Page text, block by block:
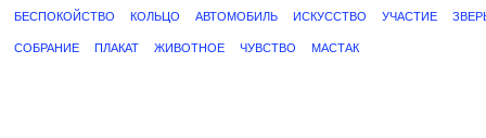
БЕСПОКОЙСТВО КОЛЬЦО АВТОМОБИЛЬ ИСКУССТВО УЧАСТИЕ
СОБРАНИЕ ПЛАКАТ ЖИВОТНОЕ ЧУВСТВО МАСТАК